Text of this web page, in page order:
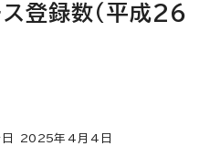
登録数（平成26
2025年4月4日